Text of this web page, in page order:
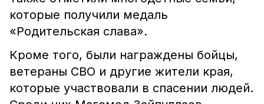
которые получили медаль
«Родительская слава».
Кроме того, были награждены бойцы,
ветераны СВО и другие жители края,
которые участвовали в спасении людей.